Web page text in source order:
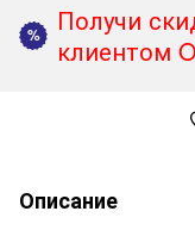
%
Получи
клиентом
Описание